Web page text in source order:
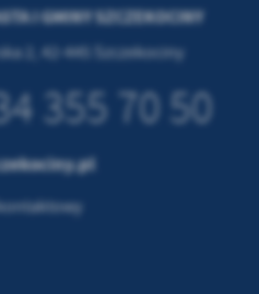
I GMINY SZCZEKOCINY
2, 42-445 Szczekociny
355 70 50